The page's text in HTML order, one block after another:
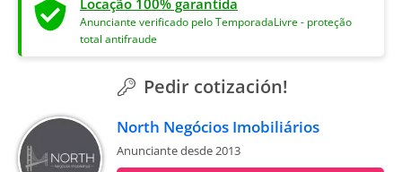
Anunciante verificado pelo TemporadaLivre - proteção
total antifraude
Pedir cotización!
North Negócios Imobiliários
Anunciante desde 2013